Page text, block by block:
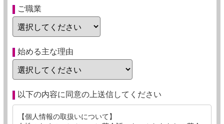
ご職業
始める主な理由
以下の内容に同意の上送信してください
【個人情報の取扱いについて】